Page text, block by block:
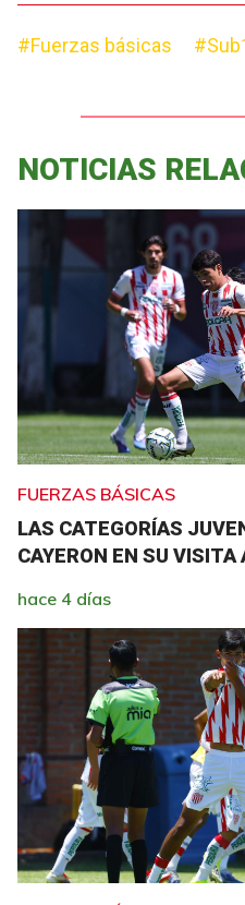
#Fuerzas básicas
NOTICIAS
FUERZAS BÁSICAS
LAS CATEGORÍAS
CAYERON EN SU VISITA
hace 4 días